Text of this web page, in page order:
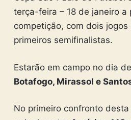
terça-feira – 18 de janeiro a
competição, com dois
primeiros semifinalistas.
Estarão em campo no dia
Botafogo, Mirassol e
No primeiro confronto